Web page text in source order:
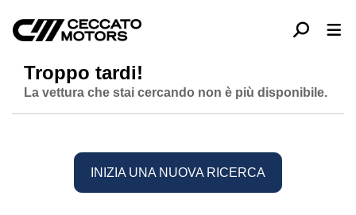
Troppo tardi!
La vettura che stai cercando non è più disponibile.
INIZIA UNA NUOVA RICERCA